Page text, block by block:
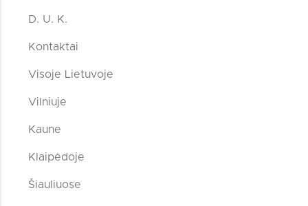
D. U. K.
Kontaktai
Visoje Lietuvoje
Vilniuje
Kaune
Klaipėdoje
Šiauliuose